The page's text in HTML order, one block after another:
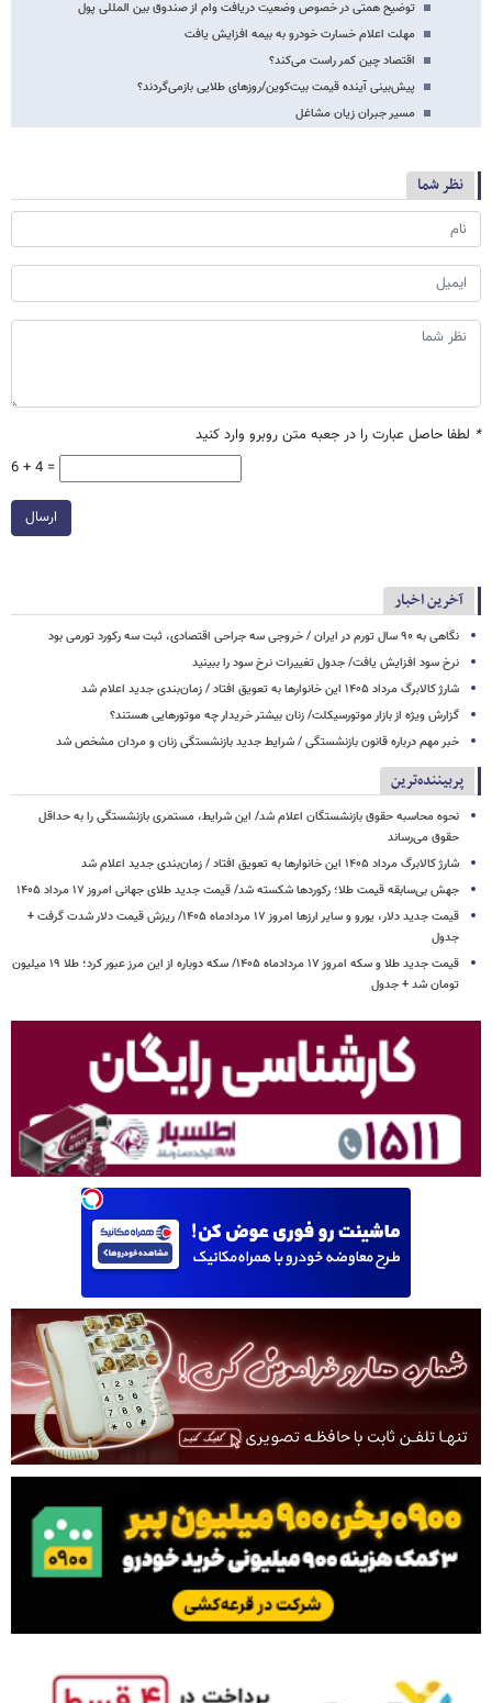
توضیح همتی در خصوص وضعیت دریافت وام از صندوق بین المللی پول
مهلت اعلام خسارت خودرو به بیمه افزایش یافت
اقتصاد چین کمر راست می‌کند؟
پیش‌بینی آینده قیمت بیت‌کوین/روزهای طلایی بازمی‌گردند؟
مسیر جبران زیان مشاغل
نظر شما
* لطفا حاصل عبارت را در جعبه متن روبرو وارد کنید
6 + 4 =
ارسال
آخرین اخبار
نگاهی به ۹۰ سال تورم در ایران / خروجی سه جراحی اقتصادی، ثبت سه رکورد تورمی بود
نرخ سود افزایش یافت/ جدول تغییرات نرخ سود را ببینید
شارژ کالابرگ مرداد ۱۴۰۵ این خانوارها به تعویق افتاد / زمان‌بندی جدید اعلام شد
گزارش ویژه از بازار موتورسیکلت/ زنان بیشتر خریدار چه موتورهایی هستند؟
خبر مهم درباره قانون بازنشستگی / شرایط جدید بازنشستگی زنان و مردان مشخص شد
پربیننده‌ترین
نحوه محاسبه حقوق بازنشستگان اعلام شد/ این شرایط، مستمری بازنشستگی را به حداقل
حقوق می‌رساند
شارژ کالابرگ مرداد ۱۴۰۵ این خانوارها به تعویق افتاد / زمان‌بندی جدید اعلام شد
جهش بی‌سابقه قیمت طلا؛ رکوردها شکسته شد/ قیمت جدید طلای جهانی امروز ۱۷ مرداد ۱۴۰۵
قیمت جدید دلار، یورو و سایر ارزها امروز ۱۷ مردادماه ۱۴۰۵/ ریزش قیمت دلار شدت گرفت +
جدول
قیمت جدید طلا و سکه امروز ۱۷ مردادماه ۱۴۰۵/ سکه دوباره از این مرز عبور کرد؛ طلا ۱۹ میلیون
تومان شد + جدول